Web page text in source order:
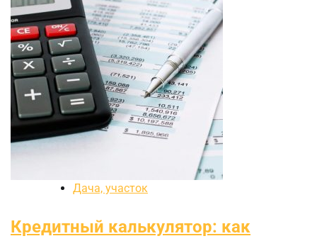
Дача, участок
Кредитный калькулятор: как